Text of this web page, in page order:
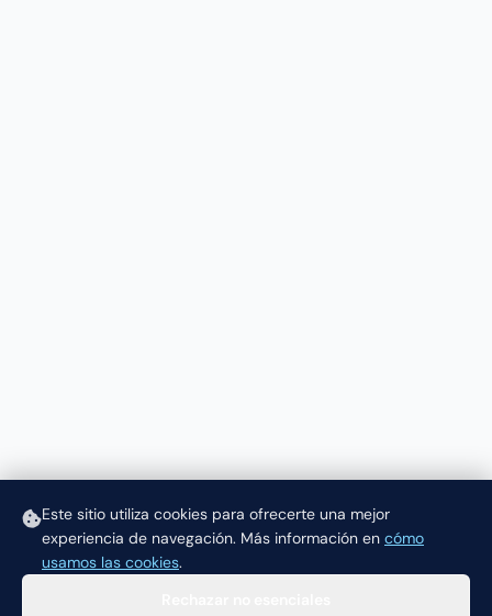
Este sitio utiliza cookies para ofrecerte una mejor
experiencia de navegación. Más información en cómo
usamos las cookies.